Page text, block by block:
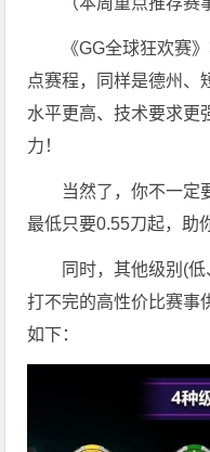
《GG全球狂欢赛
点赛程，同样是德州、
水平更高、技术要求更
力！
当然了，你不一定
最低只要0.55刀起，助
同时，其他级别(
打不完的高性价比赛事
如下：